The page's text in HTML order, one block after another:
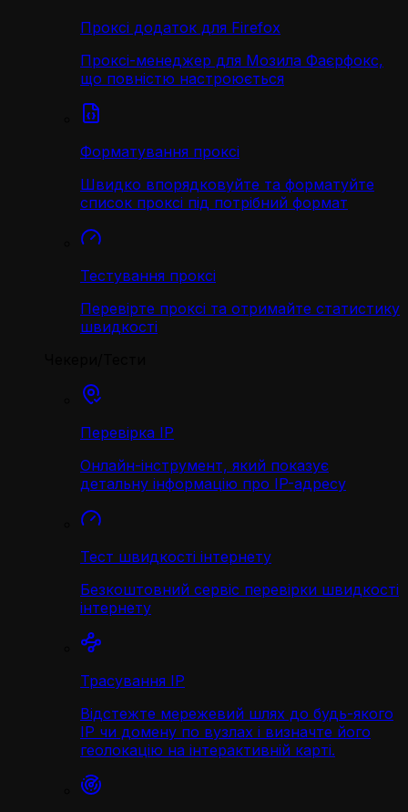
Проксі додаток для Firefox
Проксі-менеджер для Мозила Фаєрфокс,
що повністю настроюється
Форматування проксі
Швидко впорядковуйте та форматуйте
список проксі під потрібний формат
Тестування проксі
Перевірте проксі та отримайте статистику
швидкості
Перевірка IP
Онлайн-інструмент, який показує
детальну інформацію про IP-адресу
Тест швидкості інтернету
Безкоштовний сервіс перевірки швидкості
інтернету
Трасування IP
Відстежте мережевий шлях до будь-якого
IP чи домену по вузлах і визначте його
геолокацію на інтерактивній карті.